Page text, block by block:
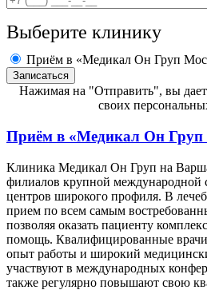
Выберите клинику
Приём в «Медикал Он Груп
Нажимая на "Отправить", вы
своих
Приём в «Медикал Он Груп
Клиника Медикал Он Груп на
филиалов крупной международной
центров широкого профиля. В
прием по всем самым
позволяя оказать пациенту
помощь. Квалифицированные
опыт работы и широкий
участвуют в международных
также регулярно повышают свою